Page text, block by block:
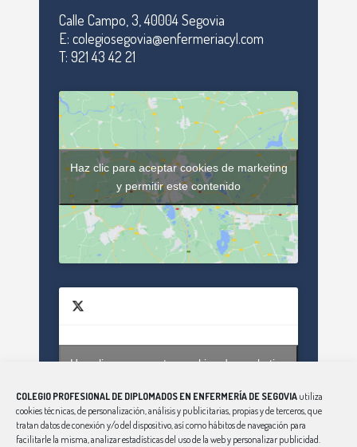
COLEGIO PROFESIONAL DE DIPLOMADOS EN ENFERMERÍA DE SEGOVIA utiliza
cookies técnicas, de personalización, análisis y publicitarias, propias y de terceros, que
tratan datos de conexión y/o del dispositivo, así como hábitos de navegación para
facilitarle la misma, analizar estadísticas del uso de la web y personalizar publicidad.
Calle Campo, 3, 40004 Segovia
E: colegiosegovia@enfermeriacyl.com
T: 921 43 42 21
Haz clic para aceptar cookies de marketing
y permitir este contenido
Haz clic para aceptar cookies de marketing